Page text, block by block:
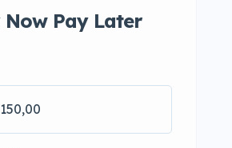
Now Pay Later